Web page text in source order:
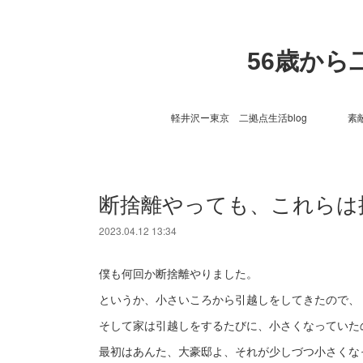
56歳から
軽井沢ー東京 二拠点生活blog 素
断捨離やっても、これら
2023.04.12 13:34
僕も何回か断捨離やりました。
というか、小さいころから引越しをしてきたので、
そして家は引越しをするたびに、小さくなってい
最初はあんた、大豪邸よ、それが少しづつ小さく